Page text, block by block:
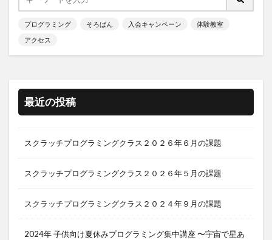
プログラミング そろばん 入会キャンペーン
体験教室
アクセス
最近の投稿
スクラッチプログラミングクラス２０２６年６月の課題
スクラッチプログラミングクラス２０２６年５月の課題
スクラッチプログラミングクラス２０２４年９月の課題
2024年 子供向け夏休みプログラミング集中講座 〜宇宙で星あ